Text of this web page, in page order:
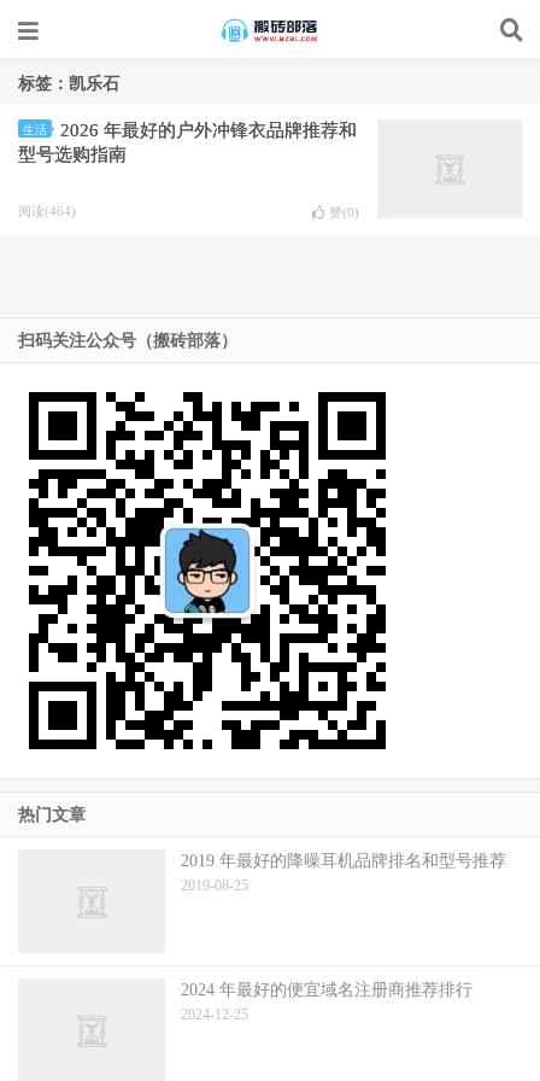
标签：凯乐石
生活
2026 年最好的户外冲锋衣品牌推荐和
型号选购指南
阅读(464) 赞(0)
扫码关注公众号（搬砖部落）
热门文章
2019 年最好的降噪耳机品牌排名和型号推荐
2019-08-25
2024 年最好的便宜域名注册商推荐排行
2024-12-25